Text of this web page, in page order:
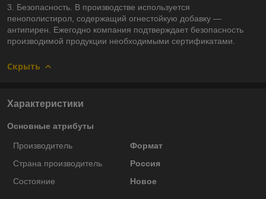
3. Безопасность. В производстве используется
пенополистирол, содержащий огнестойкую добавку —
антипирен. Ежегодно компания подтверждает безопасность
производимой продукции необходимыми сертификатами.
Скрыть
Характеристики
Основные атрибуты
Производитель
Формат
Страна производитель
Россия
Состояние
Новое